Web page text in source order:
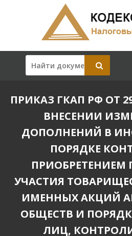
ПРИКАЗ ГКАП РФ ОТ
ВНЕСЕНИИ
ДОПОЛНЕНИЙ В
ПОРЯДКЕ
ПРИОБРЕТЕНИЕМ
УЧАСТИЯ
ИМЕННЫХ АКЦИЙ
ОБЩЕСТВ И
ЛИЦ,